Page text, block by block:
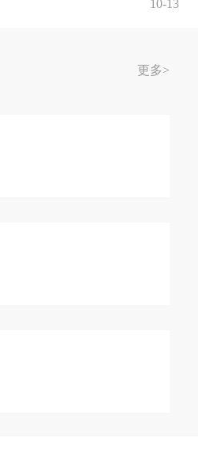
10-13
更多>